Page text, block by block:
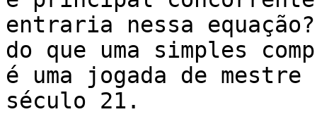
entraria nessa
do que uma simples
é uma jogada de
século 21.